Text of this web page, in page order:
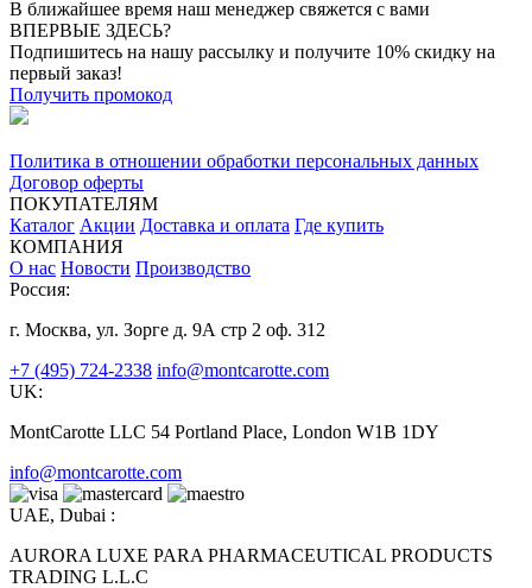
В ближайшее время наш менеджер свяжется с вами
ВПЕРВЫЕ ЗДЕСЬ?
Подпишитесь на нашу рассылку и получите 10% скидку на
первый заказ!
Получить промокод
Политика в отношении обработки персональных данных
Договор оферты
ПОКУПАТЕЛЯМ
Каталог Акции Доставка и оплата Где купить
КОМПАНИЯ
О нас Новости Производство
Россия:
г. Москва, ул. Зорге д. 9А стр 2 оф. 312
+7 (495) 724-2338 info@montcarotte.com
UK:
MontCarotte LLC 54 Portland Place, London W1B 1DY
info@montcarotte.com
UAE, Dubai :
AURORA LUXE PARA PHARMACEUTICAL PRODUCTS
TRADING L.L.C